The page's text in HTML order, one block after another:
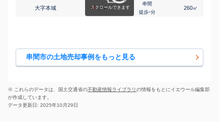
大字本城 50 万円
串間
徒歩-分
260㎡
串間市の土地売却事例をもっと見る
※ これらのデータは、国土交通省の不動産情報ライブラリの情報をもとにイエウール編集部
が作成しています。
データ更新日: 2025年10月29日